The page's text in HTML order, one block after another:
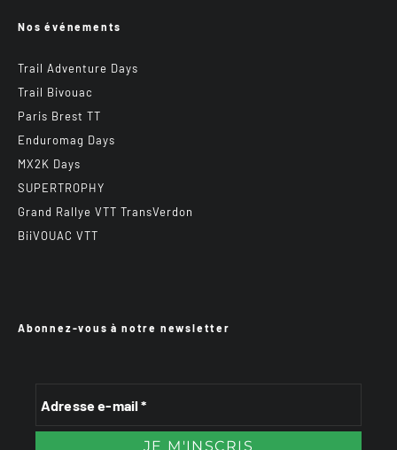
Nos événements
Trail Adventure Days
Trail Bivouac
Paris Brest TT
Enduromag Days
MX2K Days
SUPERTROPHY
Grand Rallye VTT TransVerdon
BiiVOUAC VTT
Abonnez-vous à notre newsletter